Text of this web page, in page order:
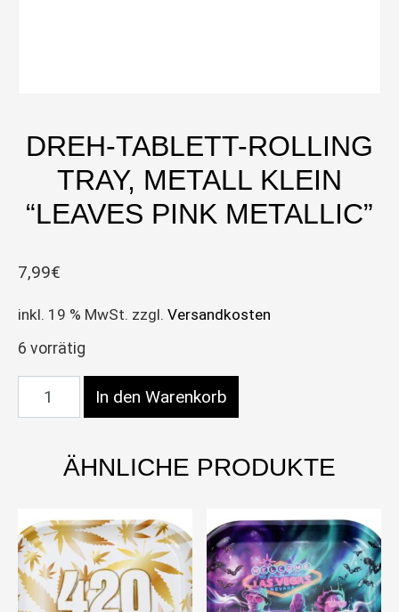
DREH-TABLETT-ROLLING
TRAY, METALL KLEIN
“LEAVES PINK METALLIC”
7,99€
inkl. 19 % MwSt. zzgl. Versandkosten
6 vorrätig
Dreh-Tablett-Rolling Tray, Metall klein "LEAVES
In den Warenkorb
ÄHNLICHE PRODUKTE